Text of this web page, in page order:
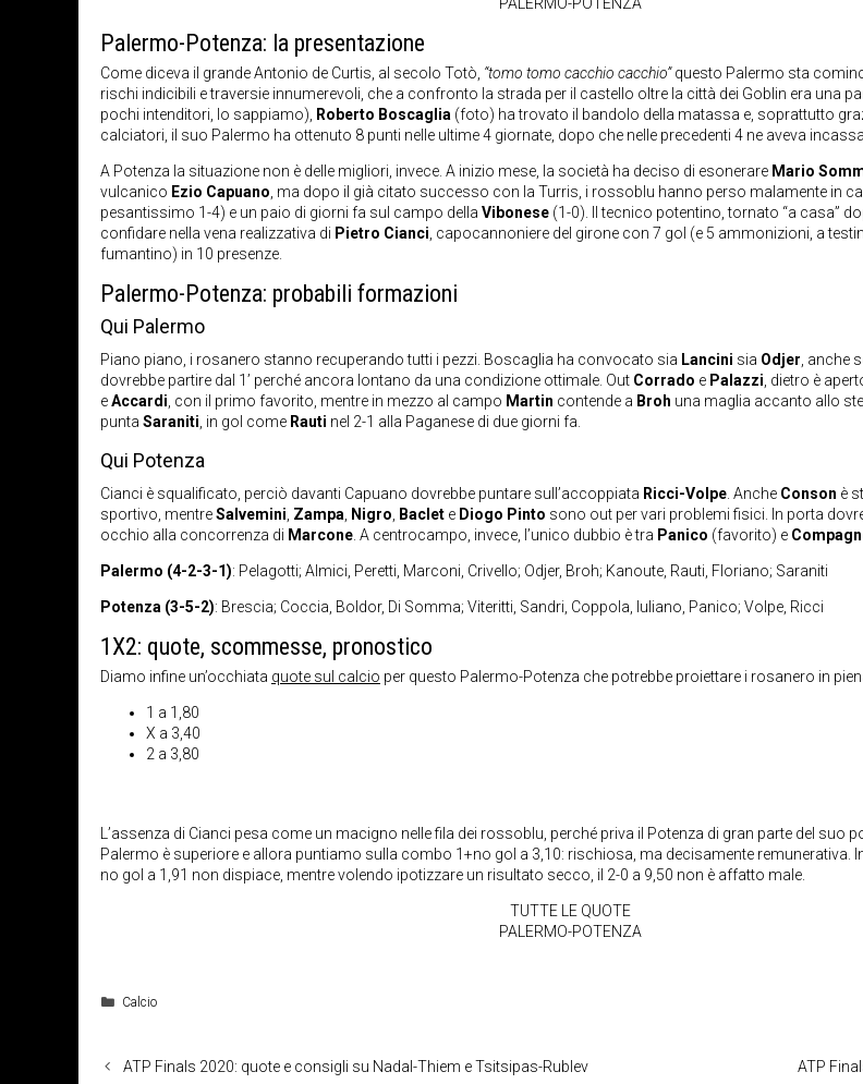
Palermo-Potenza: la presentazione
Come diceva il grande Antonio de Curtis, al secolo Totò, “tomo tomo cacchio cacchio”questo Palermo sta
rischi indicibili e traversie innumerevoli, che a confronto la strada per il castello oltre la città dei Goblin era una
pochi intenditori, lo sappiamo),
Roberto Boscaglia (foto) ha trovato il bandolo della matassa e, soprattutto
calciatori, il suo Palermo ha ottenuto 8 punti nelle ultime 4 giornate, dopo che nelle precedenti 4 ne aveva
A Potenza la situazione non è delle migliori, invece. A inizio mese, la società ha deciso di esonerare Mario
vulcanico Ezio Capuano , ma dopo il già citato successo con la Turris, i rossoblu hanno perso malamente in
pesantissimo 1-4) e un paio di giorni fa sul campo della Vibonese (1-0). Il tecnico potentino, tornato “a casa”
confidare nella vena realizzativa di Pietro Cianci , capocannoniere del girone con 7 gol (e 5 ammonizioni, a
fumantino) in 10 presenze.
Palermo-Potenza: probabili formazioni
Qui Palermo
Piano piano, i rosanero stanno recuperando tutti i pezzi. Boscaglia ha convocato sia Lancini sia Odjer , anche
dovrebbe partire dal 1’ perché ancora lontano da una condizione ottimale. Out Corrado e Palazzi , dietro è
eAccardi , con il primo favorito, mentre in mezzo al campo Martin contende a Broh una maglia accanto allo
punta Saraniti , in gol come Rauti nel 2-1 alla Paganese di due giorni fa.
Qui Potenza
Cianci è squalificato, perciò davanti Capuano dovrebbe puntare sull’accoppiata Ricci-Volpe . Anche Conson è
sportivo, mentreSalvemini Zampa Nigro Baclet e Diogo Pinto sono out per vari problemi fisici. In porta
occhio alla concorrenza di Marcone . A centrocampo, invece, l’unico dubbio è tra Panico (favorito) e
Palermo (4-2-3-1): Pelagotti; Almici, Peretti, Marconi, Crivello; Odjer, Broh; Kanoute, Rauti, Floriano; Saraniti
Potenza (3-5-2): Brescia; Coccia, Boldor, Di Somma; Viteritti, Sandri, Coppola, Iuliano, Panico; Volpe, Ricci
1X2: quote, scommesse, pronostico
Diamo infine un’occhiata quote sul calcio per questo Palermo-Potenza che potrebbe proiettare i rosanero in
1 a 1,80
X a 3,40
2 a 3,80
L’assenza di Cianci pesa come un macigno nelle fila dei rossoblu, perché priva il Potenza di gran parte del suo
Palermo è superiore e allora puntiamo sulla combo 1+no gol a 3,10: rischiosa, ma decisamente remunerativa.
no gol a 1,91 non dispiace, mentre volendo ipotizzare un risultato secco, il 2-0 a 9,50 non è affatto male.
TUTTE LE QUOTE
PALERMO-POTENZA
Categorie
Calcio
ATP Finals 2020: quote e consigli su Nadal-Thiem e Tsitsipas-Rublev ATP